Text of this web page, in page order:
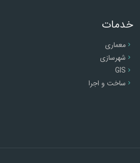
خدمات
معماری
شهرسازی
GIS
ساخت و اجرا